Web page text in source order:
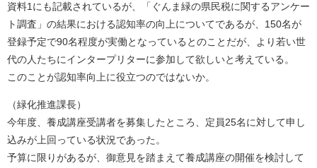
資料1にも記載されているが、「ぐんま緑の県民税に関するアンケー
ト調査」の結果における認知率の向上についてであるが、150名が
登録予定で90名程度が実働となっているとのことだが、より若い世
代の人たちにインタープリターに参加して欲しいと考えている。
このことが認知率向上に役立つのではないか。
（緑化推進課長）
今年度、養成講座受講者を募集したところ、定員25名に対して申し
込みが上回っている状況であった。
予算に限りがあるが、御意見を踏まえて養成講座の開催を検討して